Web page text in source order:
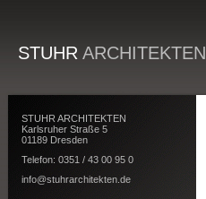
STUHR ARCHITEKTEN
STUHR ARCHITEKTEN
Karlsruher Straße 5
01189 Dresden
Telefon: 0351 / 43 00 95 0
info@stuhrarchitekten.de